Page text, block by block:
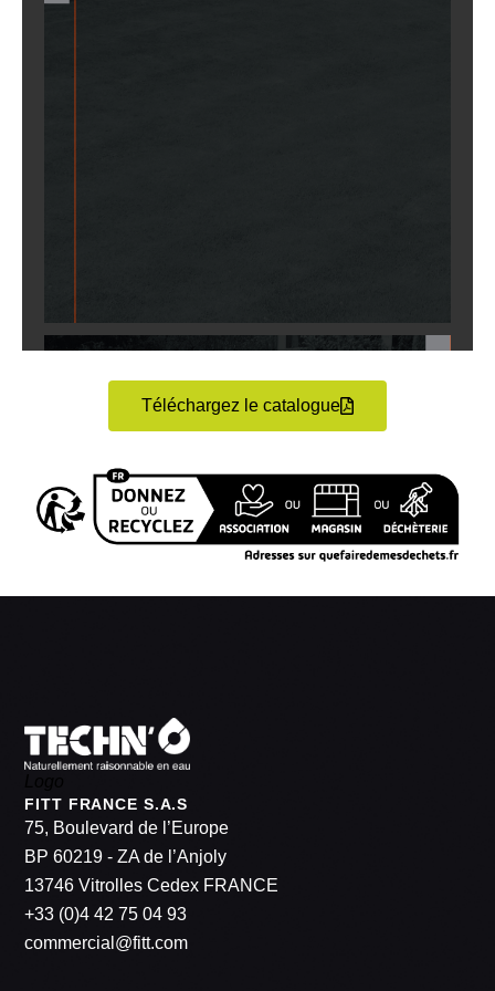
Téléchargez le catalogue
FITT FRANCE S.A.S
75, Boulevard de l’Europe
BP 60219 - ZA de l’Anjoly
13746 Vitrolles Cedex FRANCE
+33 (0)4 42 75 04 93
commercial@fitt.com